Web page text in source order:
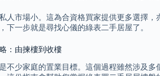
人市場小。這為合資格買家提供更多選擇
下一步就是尋找心儀的綠表二手居屋了。
：由揀樓到收樓
不少家庭的置業目標。這個過程雖然涉及